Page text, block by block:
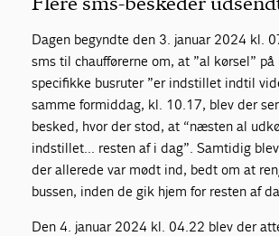
Dagen begyndte den 3. januar 2024 kl.
sms til chaufførerne om, at ”al kørsel” på
specifikke busruter ”er indstillet indtil
samme formiddag, kl. 10.17, blev der
besked, hvor der stod, at “næsten al
indstillet... resten af i dag”. Samtidig
der allerede var mødt ind, bedt om at
bussen, inden de gik hjem for resten af
Den 4. januar 2024 kl. 04.22 blev der